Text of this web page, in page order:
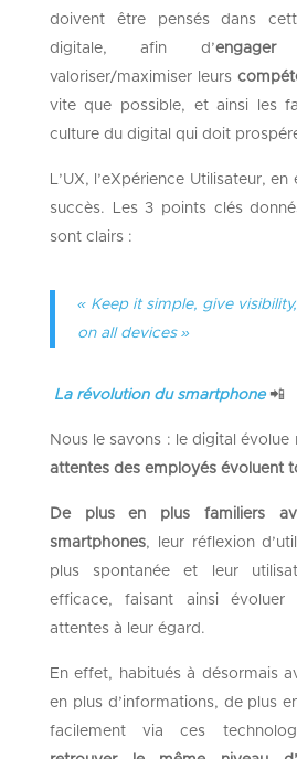
doivent être pensés dans
digitale, afin d’engager
valoriser/maximiser leurs
vite que possible, et ainsi les
culture du digital qui doit
L’UX, l’eXpérience Utilisateur,
succès. Les 3 points clés
sont clairs :
« Keep it simple, give
on all devices »
La révolution du smartphone 📲
Nous le savons : le digital évolue
attentes des employés évoluent
De plus en plus familiers
smartphones, leur réflexion
plus spontanée et leur
efficace, faisant ainsi évoluer
attentes à leur égard.
En effet, habitués à désormais
en plus d’informations, de plus
facilement via ces